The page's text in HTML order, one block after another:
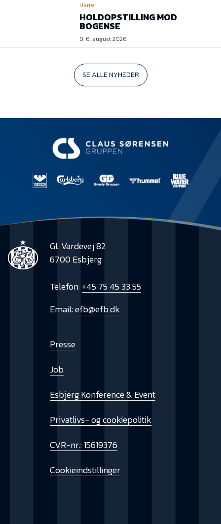
Herrer
HOLDOPSTILLING MOD
BOGENSE
D. 6. august 2026
SE ALLE NYHEDER
Gl. Vardevej 82
6700 Esbjerg
Telefon:+45 75 45 33 55
Email:efb@efb.dk
Presse
Job
Esbjerg Konference & Event
Privatlivs- og cookiepolitik
CVR-nr.: 15619376
Cookieindstillinger